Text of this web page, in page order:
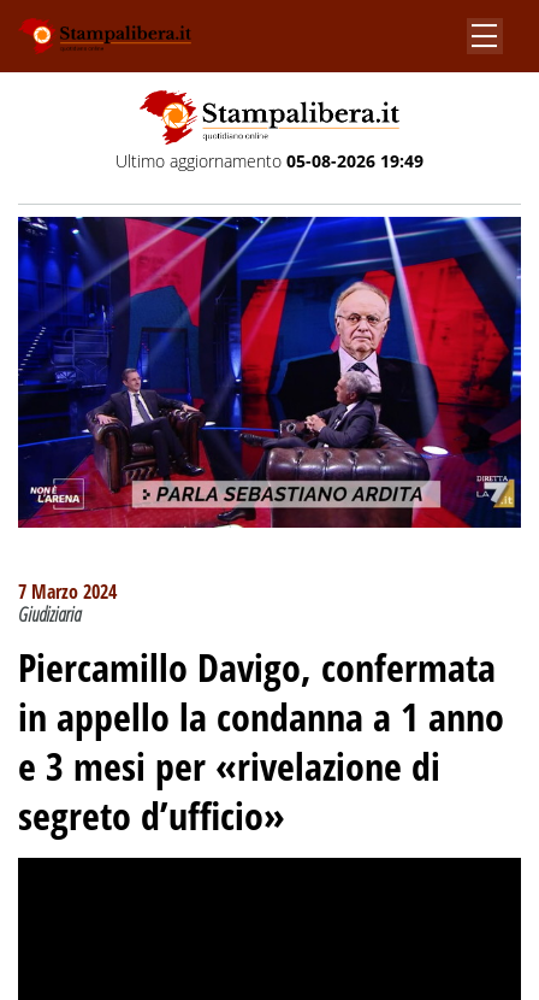
Ultimo aggiornamento 05-08-2026 19:49
7 Marzo 2024
Giudiziaria
Piercamillo Davigo, confermata
in appello la condanna a 1 anno
e 3 mesi per «rivelazione di
segreto d’ufficio»